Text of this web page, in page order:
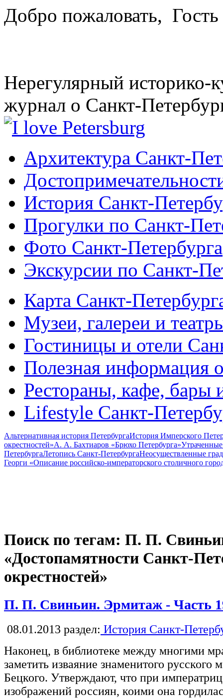
Добро пожаловать, Гость
Нерегулярный историко-
журнал о Санкт-
Архитектура Санкт-
История Санкт-
Прогулки по Санкт-
Фото Санкт-Петербурга
Экскурсии по Санкт-
Карта Санкт-
Музеи, галереи и
Гостиницы и отели
Полезная информация
Рестораны, кафе, бары
Lifestyle Санкт-
Альтернативная история ПетербургаИстория Имперского
окрестностей»А. А. Бахтиаров «Брюхо Петербурга»
ПетербургаЛетопись Санкт-ПетербургаНеосуществленные
Георги «Описание российско-императорского столичного
Поиск по тегам: П. П.
«Достопамятности Санкт-
окрестностей»
П. П. Свиньин. Эрмитаж - Часть
08.01.2013 раздел: История Санкт-
Наконец, в библиотеке между многими
заметить изваяние знаменитого русского
Бецкого. Утверждают, что при
изображений россиян, коими она